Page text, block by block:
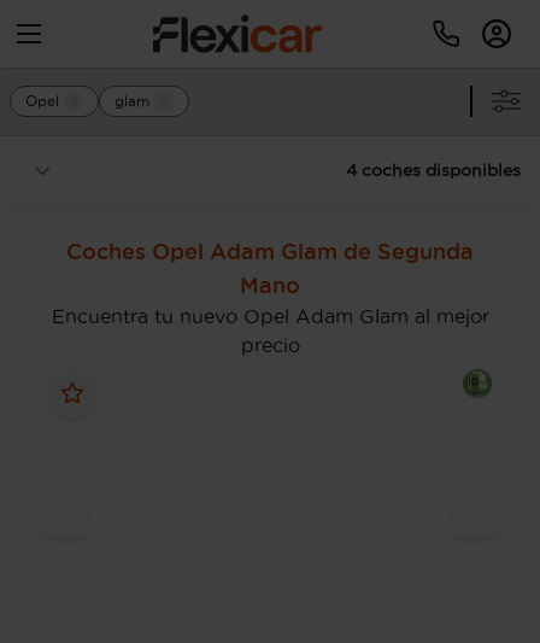
Opel glam
4 coches disponibles
Coches Opel Adam Glam de Segunda
Mano
Encuentra tu nuevo Opel Adam Glam al mejor
precio